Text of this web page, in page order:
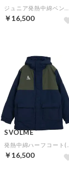
￥16,500
SVOLME
￥16,500